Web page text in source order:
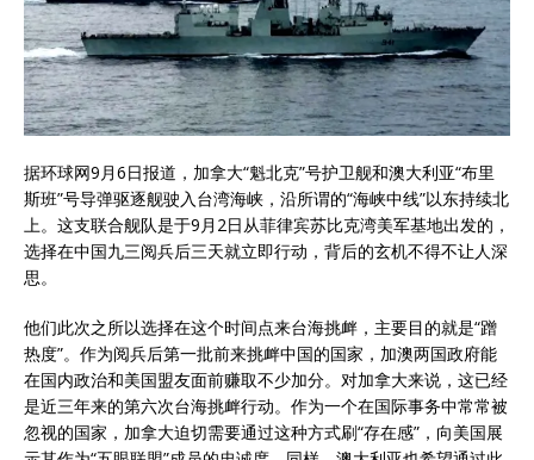
据环球网9月6日报道，加拿大“魁北克”号护卫舰和澳大利亚“布里
斯班”号导弹驱逐舰驶入台湾海峡，沿所谓的“海峡中线”以东持续北
上。这支联合舰队是于9月2日从菲律宾苏比克湾美军基地出发的，
选择在中国九三阅兵后三天就立即行动，背后的玄机不得不让人深
思。
他们此次之所以选择在这个时间点来台海挑衅，主要目的就是“蹭
热度”。作为阅兵后第一批前来挑衅中国的国家，加澳两国政府能
在国内政治和美国盟友面前赚取不少加分。对加拿大来说，这已经
是近三年来的第六次台海挑衅行动。作为一个在国际事务中常常被
忽视的国家，加拿大迫切需要通过这种方式刷“存在感”，向美国展